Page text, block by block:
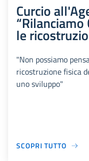
Curcio
le
"Non possiamo
ricostruzione fisica
uno sviluppo"
SCOPRI TUTTO